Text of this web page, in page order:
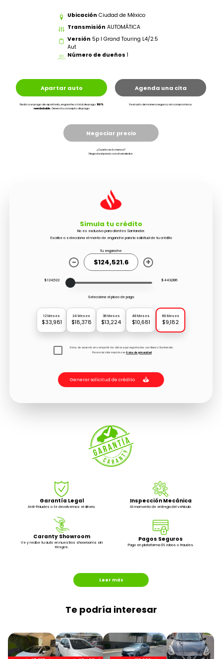
Ubicación Ciudad de México
Transmisión AUTOMÁTICA
Versión 5p I Grand Touring L4/2.5
Aut
Número de dueños 1
Apartar auto
Realiza un pago de apartado, enganche o total de pago.100%
reembolsable.Genera tu concepto de pago
Agenda una cita
Ve el auto de manera segura y sin compromisos.
Negociar precio
¿Cuanto es lo menos?
Negocia el precio con el vendedor.
Simula tu crédito
No es exclusivo para clientes Santander.
Escribe o selecciona el monto de enganche para la solicitud de tu crédito
Tu enganche:
- +
$124,522 $443,086
Selecciona el plazo de pago:
12 Meses
$33,981
24 Meses
$18,378
36 Meses
$13,224
48 Meses
$10,681
60 Meses
$9,182
Estoy de acuerdo en compartir los datos aquí registrados con Banco Santander.
Para más información verAviso de privacidad
Generar solicitud de crédito
Garantía Legal
Anti-Fraudes o te devolvemos el dinero.
Inspección Mecánica
Al momento de entrega del vehículo.
Caranty Showroom
Ve y recibe tu auto en nuestros showrooms sin
riesgos.
Pagos Seguros
Pago en plataforma 0% robos o fraudes.
Leer más
Te podría interesar